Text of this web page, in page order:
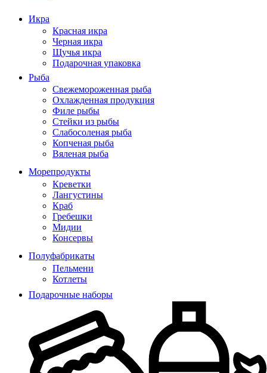
Икра
Красная икра
Черная икра
Щучья икра
Подарочная упаковка
Рыба
Свежемороженная рыба
Охлажденная продукция
Филе рыбы
Стейки из рыбы
Слабосоленая рыба
Копченая рыба
Вяленая рыба
Морепродукты
Креветки
Лангустины
Краб
Гребешки
Мидии
Консервы
Полуфабрикаты
Пельмени
Котлеты
Подарочные наборы